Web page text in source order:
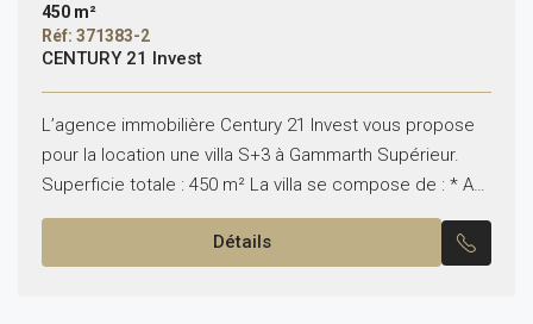
450 m²
Réf: 371383-2
CENTURY 21 Invest
L’agence immobilière Century 21 Invest vous propose
pour la location une villa S+3 à Gammarth Supérieur.
Superficie totale : 450 m² La villa se compose de : * Au
rez-de-chaussée : –...
Détails